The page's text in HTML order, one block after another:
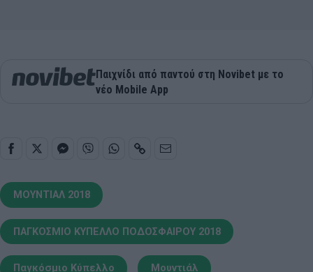
Παιχνίδι από παντού στη Novibet με το
νέο Mobile App
ΜΟΥΝΤΙΑΛ 2018
ΠΑΓΚΟΣΜΙΟ ΚΥΠΕΛΛΟ ΠΟΔΟΣΦΑΙΡΟΥ 2018
Παγκόσμιο Κύπελλο Μουντιάλ